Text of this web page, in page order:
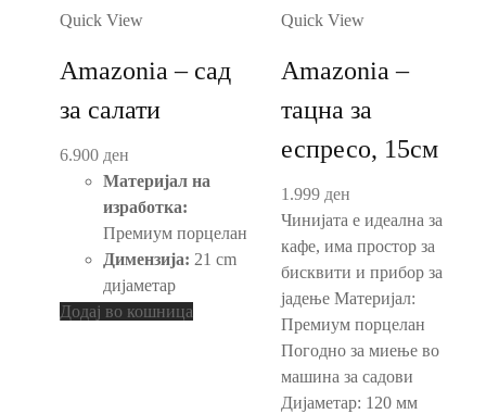
Quick View
Amazonia – сад
за салати
6.900 ден
Материјал на
изработка:
Премиум порцелан
Димензија: 21 cm
дијаметар
Додај во кошница
Quick View
Amazonia –
тацна за
еспресо, 15см
1.999 ден
Чинијата е идеална за
кафе, има простор за
бисквити и прибор за
јадење Материјал:
Премиум порцелан
Погодно за миење во
машина за садови
Дијаметар: 120 мм